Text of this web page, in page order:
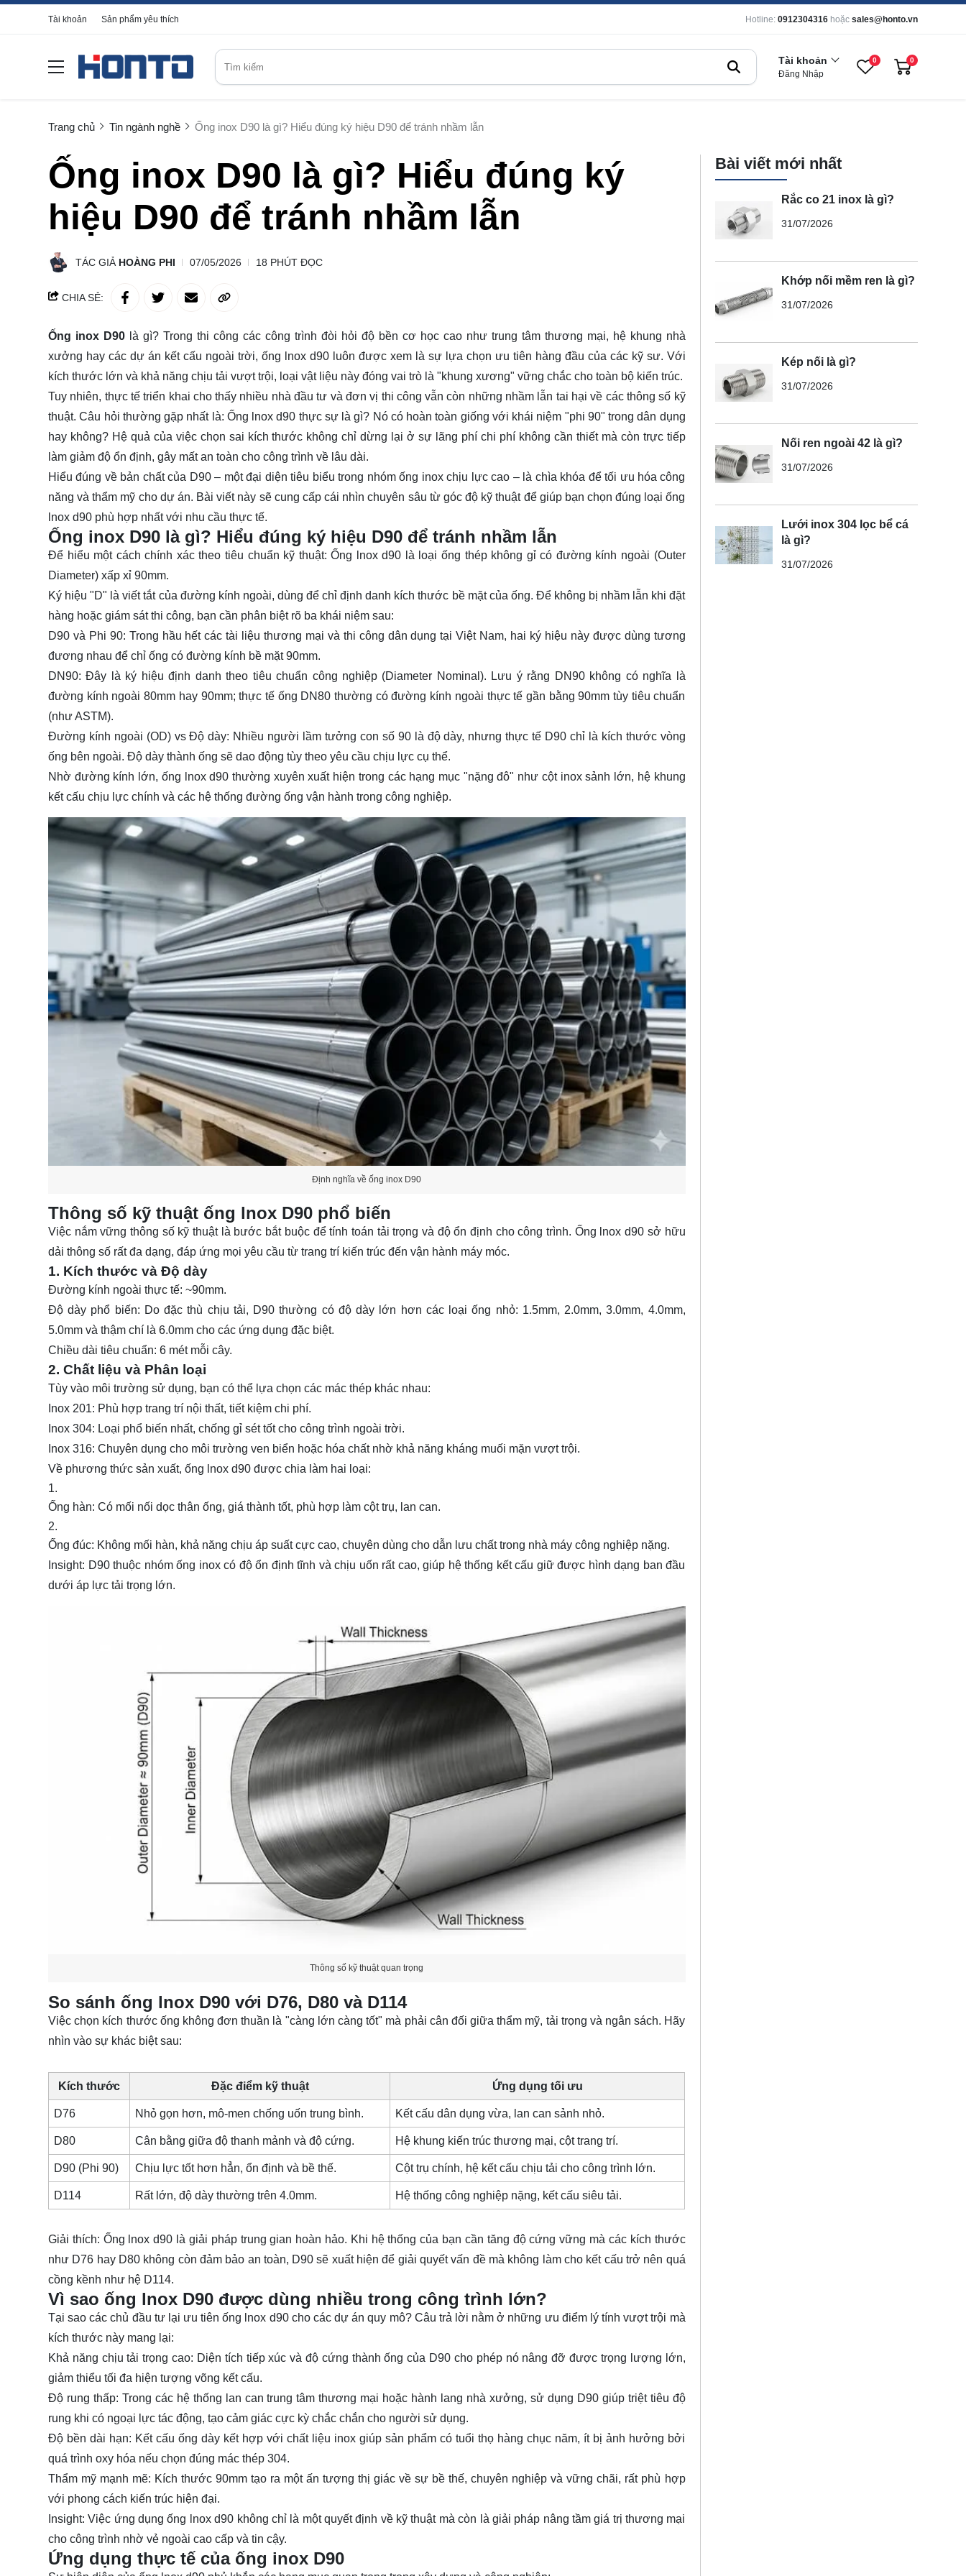
Tài khoản Sản phẩm yêu thích Hotline: 0912304316 hoặc sales@honto.vn
Tài khoản
Đăng Nhập
0 0
Trang chủ Tin ngành nghề Ống inox D90 là gì? Hiểu đúng ký hiệu D90 để tránh nhầm lẫn
Ống inox D90 là gì? Hiểu đúng ký
hiệu D90 để tránh nhầm lẫn
TÁC GIẢ HOÀNG PHI 07/05/2026 18 PHÚT ĐỌC
CHIA SẺ:
Ống inox D90là gì? Trong thi công các công trình đòi hỏi độ bền cơ học cao như trung tâm thương mại, hệ khung nhà
xưởng hay các dự án kết cấu ngoài trời, ống lnox d90 luôn được xem là sự lựa chọn ưu tiên hàng đầu của các kỹ sư. Với
kích thước lớn và khả năng chịu tải vượt trội, loại vật liệu này đóng vai trò là "khung xương" vững chắc cho toàn bộ kiến trúc.
Tuy nhiên, thực tế triển khai cho thấy nhiều nhà đầu tư và đơn vị thi công vẫn còn những nhầm lẫn tai hại về các thông số kỹ
thuật. Câu hỏi thường gặp nhất là: Ống lnox d90 thực sự là gì? Nó có hoàn toàn giống với khái niệm "phi 90" trong dân dụng
hay không? Hệ quả của việc chọn sai kích thước không chỉ dừng lại ở sự lãng phí chi phí không cần thiết mà còn trực tiếp
làm giảm độ ổn định, gây mất an toàn cho công trình về lâu dài.
Hiểu đúng về bản chất của D90 – một đại diện tiêu biểu trong nhóm ống inox chịu lực cao – là chìa khóa để tối ưu hóa công
năng và thẩm mỹ cho dự án. Bài viết này sẽ cung cấp cái nhìn chuyên sâu từ góc độ kỹ thuật để giúp bạn chọn đúng loại ống
lnox d90 phù hợp nhất với nhu cầu thực tế.
Ống inox D90 là gì? Hiểu đúng ký hiệu D90 để tránh nhầm lẫn
Để hiểu một cách chính xác theo tiêu chuẩn kỹ thuật: Ống lnox d90 là loại ống thép không gỉ có đường kính ngoài (Outer
Diameter) xấp xỉ 90mm.
Ký hiệu "D" là viết tắt của đường kính ngoài, dùng để chỉ định danh kích thước bề mặt của ống. Để không bị nhầm lẫn khi đặt
hàng hoặc giám sát thi công, bạn cần phân biệt rõ ba khái niệm sau:
D90 và Phi 90: Trong hầu hết các tài liệu thương mại và thi công dân dụng tại Việt Nam, hai ký hiệu này được dùng tương
đương nhau để chỉ ống có đường kính bề mặt 90mm.
DN90: Đây là ký hiệu định danh theo tiêu chuẩn công nghiệp (Diameter Nominal). Lưu ý rằng DN90 không có nghĩa là
đường kính ngoài 80mm hay 90mm; thực tế ống DN80 thường có đường kính ngoài thực tế gần bằng 90mm tùy tiêu chuẩn
(như ASTM).
Đường kính ngoài (OD) vs Độ dày: Nhiều người lầm tưởng con số 90 là độ dày, nhưng thực tế D90 chỉ là kích thước vòng
ống bên ngoài. Độ dày thành ống sẽ dao động tùy theo yêu cầu chịu lực cụ thể.
Nhờ đường kính lớn, ống lnox d90 thường xuyên xuất hiện trong các hạng mục "nặng đô" như cột inox sảnh lớn, hệ khung
kết cấu chịu lực chính và các hệ thống đường ống vận hành trong công nghiệp.
Định nghĩa về ống inox D90
Thông số kỹ thuật ống lnox D90 phổ biến
Việc nắm vững thông số kỹ thuật là bước bắt buộc để tính toán tải trọng và độ ổn định cho công trình. Ống lnox d90 sở hữu
dải thông số rất đa dạng, đáp ứng mọi yêu cầu từ trang trí kiến trúc đến vận hành máy móc.
1. Kích thước và Độ dày
Đường kính ngoài thực tế: ~90mm.
Độ dày phổ biến: Do đặc thù chịu tải, D90 thường có độ dày lớn hơn các loại ống nhỏ: 1.5mm, 2.0mm, 3.0mm, 4.0mm,
5.0mm và thậm chí là 6.0mm cho các ứng dụng đặc biệt.
Chiều dài tiêu chuẩn: 6 mét mỗi cây.
2. Chất liệu và Phân loại
Tùy vào môi trường sử dụng, bạn có thể lựa chọn các mác thép khác nhau:
Inox 201: Phù hợp trang trí nội thất, tiết kiệm chi phí.
Inox 304: Loại phổ biến nhất, chống gỉ sét tốt cho công trình ngoài trời.
Inox 316: Chuyên dụng cho môi trường ven biển hoặc hóa chất nhờ khả năng kháng muối mặn vượt trội.
Về phương thức sản xuất, ống lnox d90 được chia làm hai loại:
Ống hàn: Có mối nối dọc thân ống, giá thành tốt, phù hợp làm cột trụ, lan can.
Ống đúc: Không mối hàn, khả năng chịu áp suất cực cao, chuyên dùng cho dẫn lưu chất trong nhà máy công nghiệp nặng.
Insight: D90 thuộc nhóm ống inox có độ ổn định tĩnh và chịu uốn rất cao, giúp hệ thống kết cấu giữ được hình dạng ban đầu
dưới áp lực tải trọng lớn.
Thông số kỹ thuật quan trọng
So sánh ống lnox D90 với D76, D80 và D114
Việc chọn kích thước ống không đơn thuần là "càng lớn càng tốt" mà phải cân đối giữa thẩm mỹ, tải trọng và ngân sách. Hãy
nhìn vào sự khác biệt sau:
Kích thước Đặc điểm kỹ thuật Ứng dụng tối ưu
D76 Nhỏ gọn hơn, mô-men chống uốn trung bình. Kết cấu dân dụng vừa, lan can sảnh nhỏ.
D80 Cân bằng giữa độ thanh mảnh và độ cứng. Hệ khung kiến trúc thương mại, cột trang trí.
D90 (Phi 90) Chịu lực tốt hơn hẳn, ổn định và bề thế. Cột trụ chính, hệ kết cấu chịu tải cho công trình lớn.
D114 Rất lớn, độ dày thường trên 4.0mm. Hệ thống công nghiệp nặng, kết cấu siêu tải.
Giải thích: Ống lnox d90 là giải pháp trung gian hoàn hảo. Khi hệ thống của bạn cần tăng độ cứng vững mà các kích thước
như D76 hay D80 không còn đảm bảo an toàn, D90 sẽ xuất hiện để giải quyết vấn đề mà không làm cho kết cấu trở nên quá
cồng kềnh như hệ D114.
Vì sao ống lnox D90 được dùng nhiều trong công trình lớn?
Tại sao các chủ đầu tư lại ưu tiên ống lnox d90 cho các dự án quy mô? Câu trả lời nằm ở những ưu điểm lý tính vượt trội mà
kích thước này mang lại:
Khả năng chịu tải trọng cao: Diện tích tiếp xúc và độ cứng thành ống của D90 cho phép nó nâng đỡ được trọng lượng lớn,
giảm thiểu tối đa hiện tượng võng kết cấu.
Độ rung thấp: Trong các hệ thống lan can trung tâm thương mại hoặc hành lang nhà xưởng, sử dụng D90 giúp triệt tiêu độ
rung khi có ngoại lực tác động, tạo cảm giác cực kỳ chắc chắn cho người sử dụng.
Độ bền dài hạn: Kết cấu ống dày kết hợp với chất liệu inox giúp sản phẩm có tuổi thọ hàng chục năm, ít bị ảnh hưởng bởi
quá trình oxy hóa nếu chọn đúng mác thép 304.
Thẩm mỹ mạnh mẽ: Kích thước 90mm tạo ra một ấn tượng thị giác về sự bề thế, chuyên nghiệp và vững chãi, rất phù hợp
với phong cách kiến trúc hiện đại.
Insight: Việc ứng dụng ống lnox d90 không chỉ là một quyết định về kỹ thuật mà còn là giải pháp nâng tầm giá trị thương mại
cho công trình nhờ vẻ ngoài cao cấp và tin cậy.
Ứng dụng thực tế của ống inox D90
Bài viết mới nhất
Rắc co 21 inox là gì?
31/07/2026
Khớp nối mềm ren là gì?
31/07/2026
Kép nối là gì?
31/07/2026
Nối ren ngoài 42 là gì?
31/07/2026
Lưới inox 304 lọc bể cá
là gì?
31/07/2026